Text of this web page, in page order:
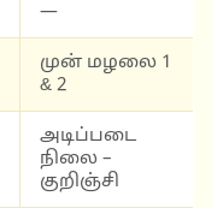
—
முன் மழலை 1
& 2
அடிப்படை
நிலை –
குறிஞ்சி